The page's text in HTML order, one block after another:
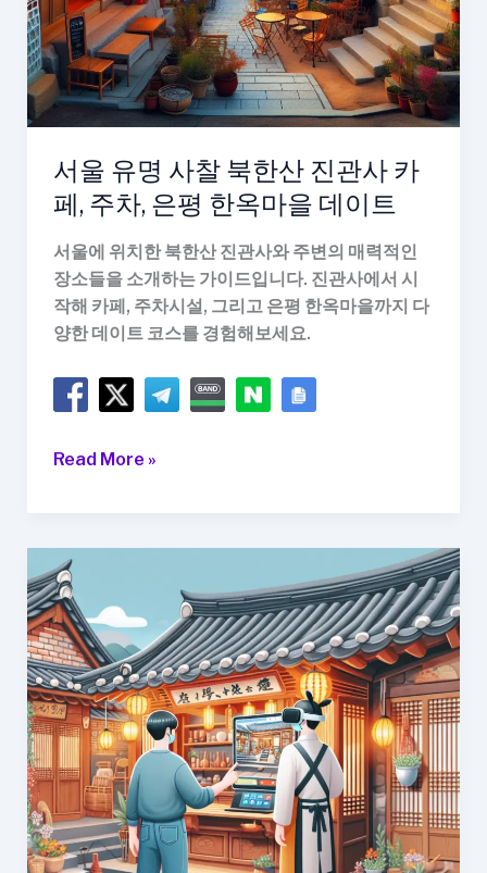
차,
은
평
한
을
데
트
서울 유명 사찰 북한산 진관사 카
페, 주차, 은평 한옥마을 데이트
서울에 위치한 북한산 진관사와 주변의 매력적인
장소들을 소개하는 가이드입니다. 진관사에서 시
작해 카페, 주차시설, 그리고 은평 한옥마을까지 다
양한 데이트 코스를 경험해보세요.
서
사
찰
북
한
산
진
관
카
페,
주
차,
Read More »